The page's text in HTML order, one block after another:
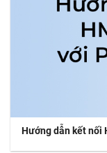
Hướng dẫn kết nối